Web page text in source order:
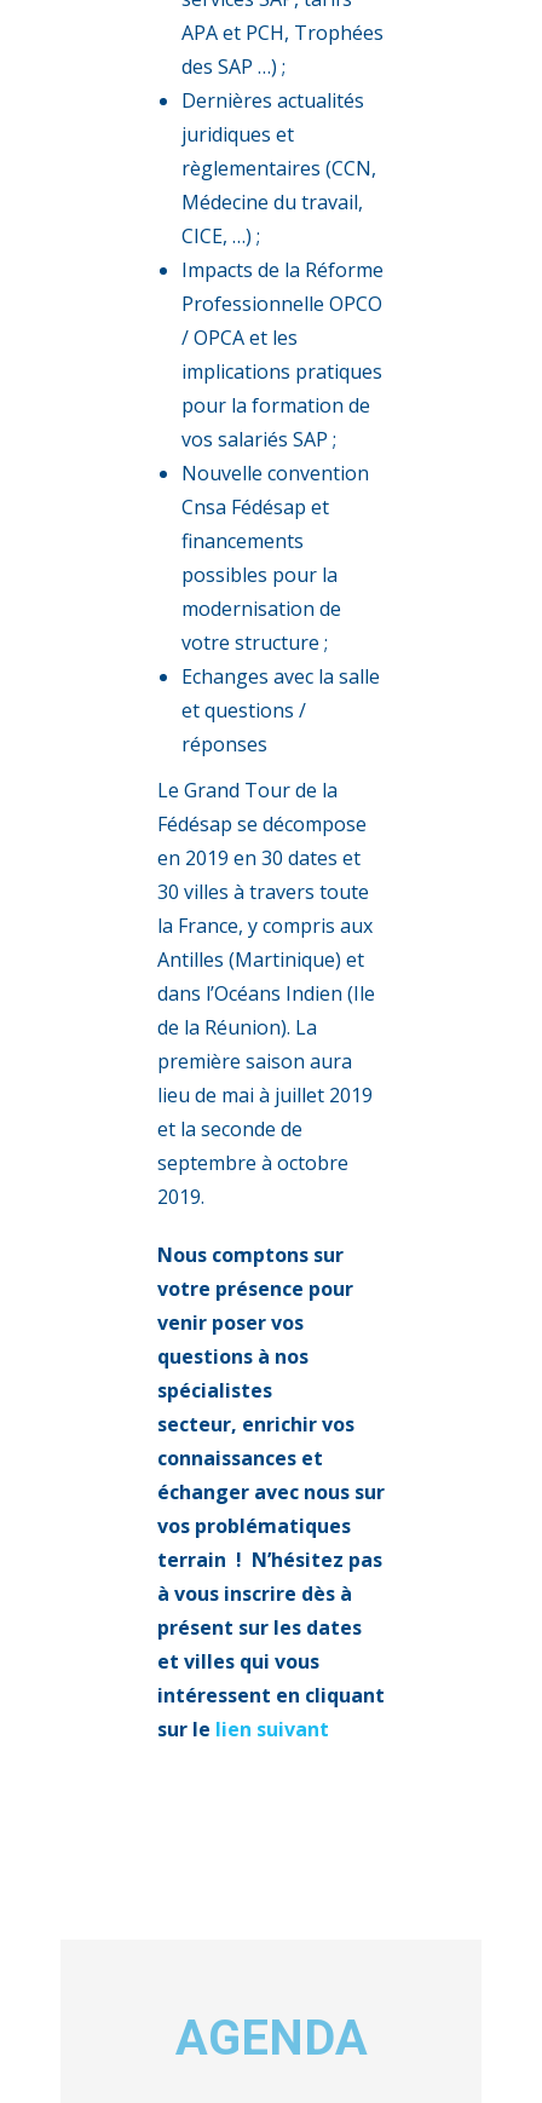
APA et PCH, Trophées
des SAP …) ;
Dernières actualités
juridiques et
règlementaires (CCN,
Médecine du travail,
CICE, …) ;
Impacts de la Réforme
Professionnelle OPCO
/ OPCA et les
implications pratiques
pour la formation de
vos salariés SAP ;
Nouvelle convention
Cnsa Fédésap et
financements
possibles pour la
modernisation de
votre structure ;
Echanges avec la salle
et questions /
réponses
Le Grand Tour de la
Fédésap se décompose
en 2019 en 30 dates et
30 villes à travers toute
la France, y compris aux
Antilles (Martinique) et
dans l’Océans Indien (Ile
de la Réunion). La
première saison aura
lieu de mai à juillet 2019
et la seconde de
septembre à octobre
2019.
Nous comptons sur
votre présence pour
venir poser vos
questions à nos
spécialistes
secteur, enrichir vos
connaissances et
échanger avec nous sur
vos problématiques
terrain ! N’hésitez pas
à vous inscrire dès à
présent sur les dates
et villes qui vous
intéressent en cliquant
sur le lien suivant
AGENDA